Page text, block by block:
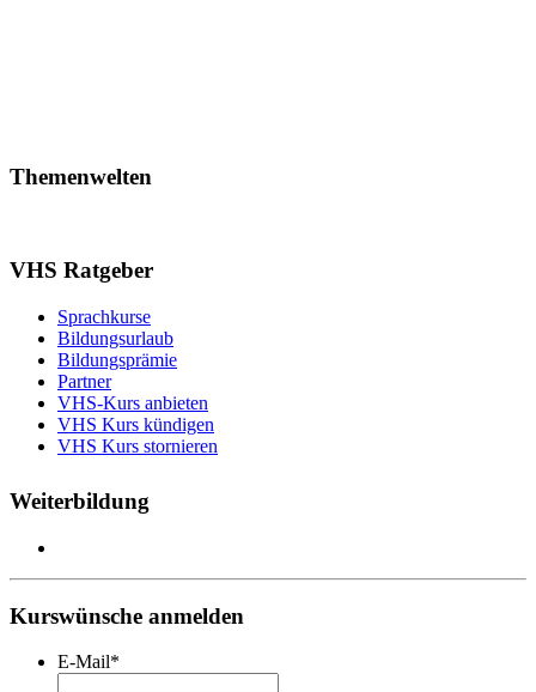
Themenwelten
VHS Ratgeber
Sprachkurse
Bildungsurlaub
Bildungsprämie
Partner
VHS-Kurs anbieten
VHS Kurs kündigen
VHS Kurs stornieren
Weiterbildung
Kurswünsche anmelden
E-Mail*